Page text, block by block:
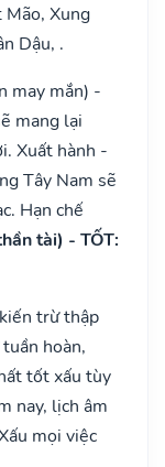
Xung
Dậu, .
may mắn) -
mang lại
Xuất hành -
Tây Nam sẽ
Hạn chế
tài) - TỐT:
trừ thập
hoàn,
tốt xấu tùy
nay, lịch âm
mọi việc